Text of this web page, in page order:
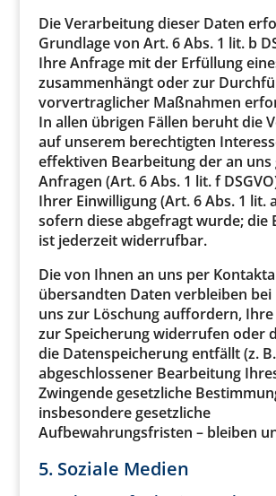
Die Verarbeitung dieser Daten
Grundlage von Art. 6 Abs. 1 lit. b
Ihre Anfrage mit der Erfüllung
zusammenhängt oder zur
vorvertraglicher Maßnahmen
In allen übrigen Fällen beruht die
auf unserem berechtigten
effektiven Bearbeitung der an
Anfragen (Art. 6 Abs. 1 lit. f
Ihrer Einwilligung (Art. 6 Abs. 1 lit.
sofern diese abgefragt wurde; die
ist jederzeit widerrufbar.
Die von Ihnen an uns per
übersandten Daten verbleiben bei
uns zur Löschung auffordern,
zur Speicherung widerrufen oder
die Datenspeicherung entfällt (z.
abgeschlossener Bearbeitung
Zwingende gesetzliche
insbesondere gesetzliche
Aufbewahrungsfristen – bleiben
5. Soziale Medien